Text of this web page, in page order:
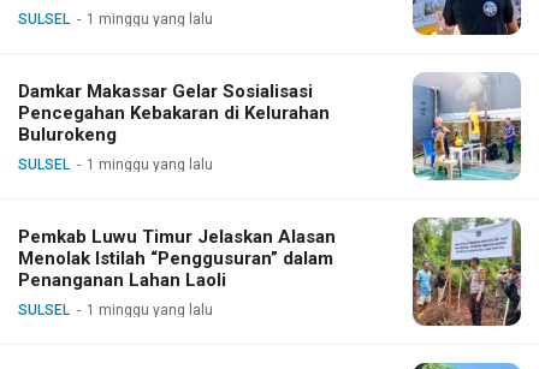
SULSEL 1 minggu yang lalu
Damkar Makassar Gelar Sosialisasi
Pencegahan Kebakaran di Kelurahan
Bulurokeng
SULSEL 1 minggu yang lalu
Pemkab Luwu Timur Jelaskan Alasan
Menolak Istilah “Penggusuran” dalam
Penanganan Lahan Laoli
SULSEL 1 minggu yang lalu